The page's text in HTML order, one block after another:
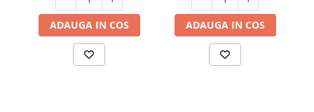
ADAUGA IN COS ADAUGA IN COS